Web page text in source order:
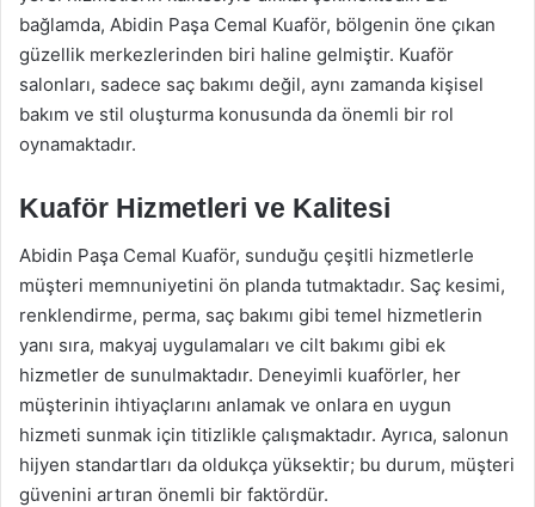
bağlamda, Abidin Paşa Cemal Kuaför, bölgenin öne çıkan
güzellik merkezlerinden biri haline gelmiştir. Kuaför
salonları, sadece saç bakımı değil, aynı zamanda kişisel
bakım ve stil oluşturma konusunda da önemli bir rol
oynamaktadır.
Kuaför Hizmetleri ve Kalitesi
Abidin Paşa Cemal Kuaför, sunduğu çeşitli hizmetlerle
müşteri memnuniyetini ön planda tutmaktadır. Saç kesimi,
renklendirme, perma, saç bakımı gibi temel hizmetlerin
yanı sıra, makyaj uygulamaları ve cilt bakımı gibi ek
hizmetler de sunulmaktadır. Deneyimli kuaförler, her
müşterinin ihtiyaçlarını anlamak ve onlara en uygun
hizmeti sunmak için titizlikle çalışmaktadır. Ayrıca, salonun
hijyen standartları da oldukça yüksektir; bu durum, müşteri
güvenini artıran önemli bir faktördür.